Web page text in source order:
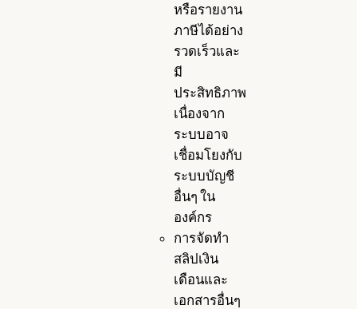
หรือรายงาน
ภาษีได้อย่าง
รวดเร็วและ
มี
ประสิทธิภาพ
เนื่องจาก
ระบบอาจ
เชื่อมโยงกับ
ระบบบัญชี
อื่นๆ ใน
องค์กร
การจัดทำ
สลิปเงิน
เดือนและ
เอกสารอื่นๆ